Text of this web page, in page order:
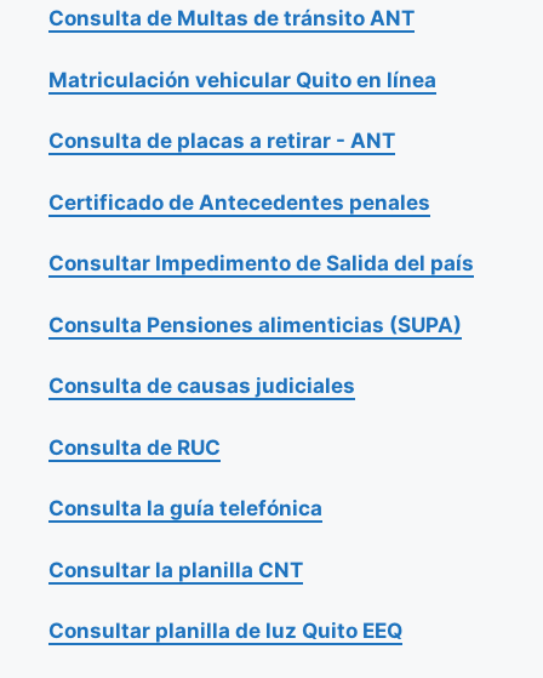
Consulta de Multas de tránsito ANT
Matriculación vehicular Quito en línea
Consulta de placas a retirar - ANT
Certificado de Antecedentes penales
Consultar Impedimento de Salida del país
Consulta Pensiones alimenticias (SUPA)
Consulta de causas judiciales
Consulta de RUC
Consulta la guía telefónica
Consultar la planilla CNT
Consultar planilla de luz Quito EEQ